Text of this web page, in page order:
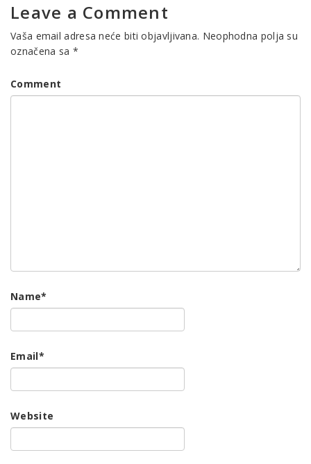
Leave a Comment
Vaša email adresa neće biti objavljivana. Neophodna polja su
označena sa *
Comment
Name*
Email*
Website